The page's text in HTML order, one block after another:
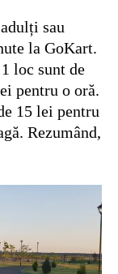
sau
la GoKart.
loc sunt de
pentru o oră.
15 lei pentru
Rezumând,